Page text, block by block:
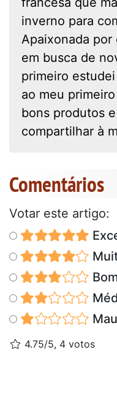
inverno para
Apaixonada por
em busca de
primeiro
ao meu
bons produtos
compartilhar à
Comentários
Votar este artigo:
Mau
4.75/5, 4 votos